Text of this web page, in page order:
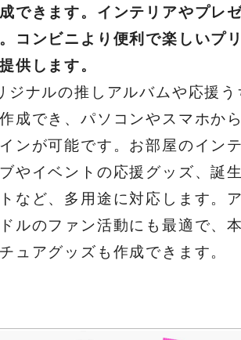
できます。インテリアやプレ
コンビニより便利で楽しいプ
供します。
ジナルの推しアルバムや応援う
成でき、パソコンやスマホか
ンが可能です。お部屋のイン
やイベントの応援グッズ、誕
など、多用途に対応します。
ルのファン活動にも最適で、
ュアグッズも作成できます。